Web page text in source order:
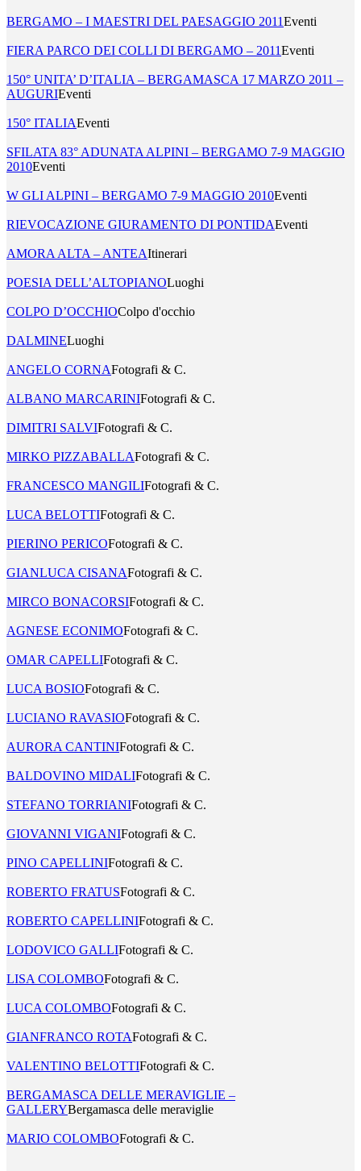
BERGAMO – I MAESTRI DEL PAESAGGIO 2011Eventi
FIERA PARCO DEI COLLI DI BERGAMO – 2011Eventi
150° UNITA’ D’ITALIA – BERGAMASCA 17 MARZO 2011 –
AUGURIEventi
150° ITALIAEventi
SFILATA 83° ADUNATA ALPINI – BERGAMO 7-9 MAGGIO
2010Eventi
W GLI ALPINI – BERGAMO 7-9 MAGGIO 2010Eventi
RIEVOCAZIONE GIURAMENTO DI PONTIDAEventi
AMORA ALTA – ANTEAItinerari
POESIA DELL’ALTOPIANOLuoghi
COLPO D’OCCHIOColpo d'occhio
DALMINELuoghi
ANGELO CORNAFotografi & C.
ALBANO MARCARINIFotografi & C.
DIMITRI SALVIFotografi & C.
MIRKO PIZZABALLAFotografi & C.
FRANCESCO MANGILIFotografi & C.
LUCA BELOTTIFotografi & C.
PIERINO PERICOFotografi & C.
GIANLUCA CISANAFotografi & C.
MIRCO BONACORSIFotografi & C.
AGNESE ECONIMOFotografi & C.
OMAR CAPELLIFotografi & C.
LUCA BOSIOFotografi & C.
LUCIANO RAVASIOFotografi & C.
AURORA CANTINIFotografi & C.
BALDOVINO MIDALIFotografi & C.
STEFANO TORRIANIFotografi & C.
GIOVANNI VIGANIFotografi & C.
PINO CAPELLINIFotografi & C.
ROBERTO FRATUSFotografi & C.
ROBERTO CAPELLINIFotografi & C.
LODOVICO GALLIFotografi & C.
LISA COLOMBOFotografi & C.
LUCA COLOMBOFotografi & C.
GIANFRANCO ROTAFotografi & C.
VALENTINO BELOTTIFotografi & C.
BERGAMASCA DELLE MERAVIGLIE –
GALLERYBergamasca delle meraviglie
MARIO COLOMBOFotografi & C.